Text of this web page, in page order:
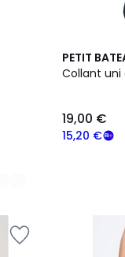
PETIT
Collant uni
15,20 €
19,00 €